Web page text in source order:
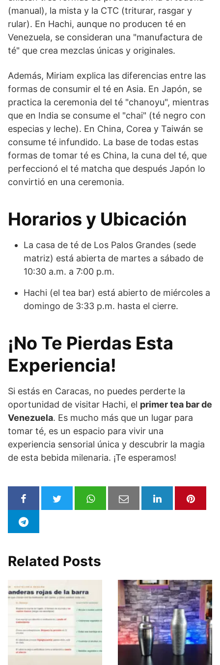
(manual), la mista y la CTC (triturar, rasgar y
rular). En Hachi, aunque no producen té en
Venezuela, se consideran una "manufactura de
té" que crea mezclas únicas y originales.
Además, Miriam explica las diferencias entre las
formas de consumir el té en Asia. En Japón, se
practica la ceremonia del té "chanoyu", mientras
que en India se consume el "chai" (té negro con
especias y leche). En China, Corea y Taiwán se
consume té infundido. La base de todas estas
formas de tomar té es China, la cuna del té, que
perfeccionó el té matcha que después Japón lo
convirtió en una ceremonia.
Horarios y Ubicación
La casa de té de Los Palos Grandes (sede
matriz) está abierta de martes a sábado de
10:30 a.m. a 7:00 p.m.
Hachi (el tea bar) está abierto de miércoles a
domingo de 3:33 p.m. hasta el cierre.
¡No Te Pierdas Esta
Experiencia!
Si estás en Caracas, no puedes perderte la
oportunidad de visitar Hachi, el primer tea bar de
Venezuela. Es mucho más que un lugar para
tomar té, es un espacio para vivir una
experiencia sensorial única y descubrir la magia
de esta bebida milenaria. ¡Te esperamos!
Related Posts